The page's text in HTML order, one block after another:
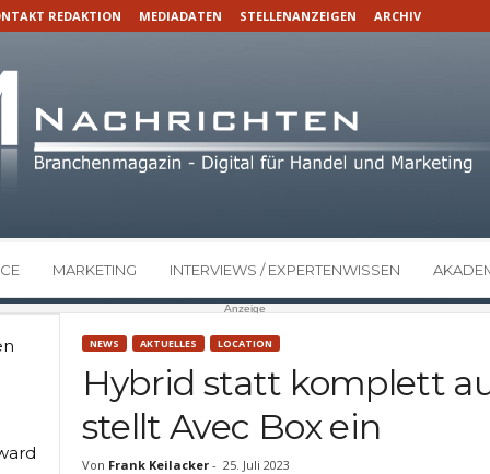
REDAKTION MEDIADATEN STELLENANZEIGEN ARCHIV
MARKETING INTERVIEWS / EXPERTENWISSEN
Anzeige
NEWS AKTUELLES LOCATION
Hybrid statt komplett
stellt Avec Box ein
Von Frank Keilacker- 25. Juli 2023